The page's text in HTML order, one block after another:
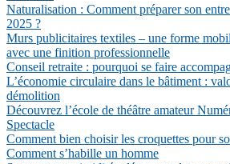
Naturalisation : Comment préparer son
2025 ?
Murs publicitaires textiles – une forme
avec une finition professionnelle
Conseil retraite : pourquoi se faire
L’économie circulaire dans le bâtiment :
démolition
Découvrez l’école de théâtre amateur
Spectacle
Comment bien choisir les croquettes pour
Comment s’habille un homme